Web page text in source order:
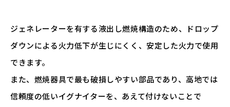
ジェネレーターを有する液出し燃焼構造のため、ドロップ
ダウンによる火力低下が生じにくく、安定した火力で使用
できます。
また、燃焼器具で最も破損しやすい部品であり、高地では
信頼度の低いイグナイターを、あえて付けないことで